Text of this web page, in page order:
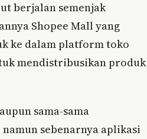
berjalan semenjak
Shopee Mall yang
ke dalam platform toko
mendistribusikan produk
sama-sama
sebenarnya aplikasi